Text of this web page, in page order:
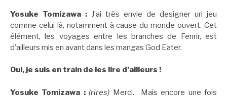
Yosuke Tomizawa : J’ai très envie de designer un jeu
comme celui là, notamment à cause du monde ouvert. Cet
élément, les voyages entre les branches de Fenrir, est
d’ailleurs mis en avant dans les mangas God Eater.
Oui, je suis en train de les lire d’ailleurs !
Yosuke Tomizawa : (rires) Merci. Mais encore une fois